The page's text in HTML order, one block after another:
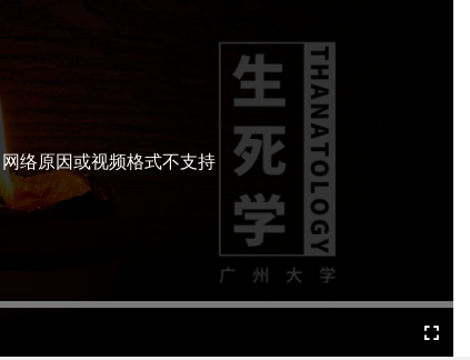
Fullscreen
网络原因或视频格式不支持